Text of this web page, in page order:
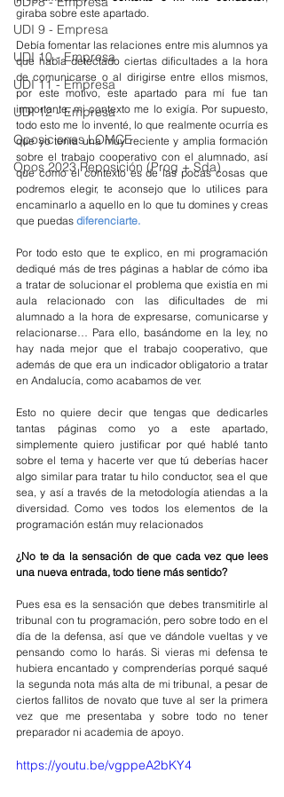
UDI 9 - Empresa
UDI 10 - Empresa
UDI 11 - Empresa
UDI 12 - Empresa
Oposiciones LOMCE
Opos 2023 Reposición (Prog + Sda)
giraba sobre este apartado.
Debía fomentar las relaciones entre mis alumnos ya
que había detectado ciertas dificultades a la hora
de comunicarse o al dirigirse entre ellos mismos,
por este motivo, este apartado para mí fue tan
importante, mi contexto me lo exigía. Por supuesto,
todo esto me lo inventé, lo que realmente ocurría es
que yo tenía una muy reciente y amplia formación
sobre el trabajo cooperativo con el alumnado, así
que como el contexto es de las pocas cosas que
podremos elegir, te aconsejo que lo utilices para
encaminarlo a aquello en lo que tu domines y creas
que puedas diferenciarte.
Por todo esto que te explico, en mi programación
dediqué más de tres páginas a hablar de cómo iba
a tratar de solucionar el problema que existía en mi
aula relacionado con las dificultades de mi
alumnado a la hora de expresarse, comunicarse y
relacionarse… Para ello, basándome en la ley, no
hay nada mejor que el trabajo cooperativo, que
además de que era un indicador obligatorio a tratar
en Andalucía, como acabamos de ver.
Esto no quiere decir que tengas que dedicarles
tantas páginas como yo a este apartado,
simplemente quiero justificar por qué hablé tanto
sobre el tema y hacerte ver que tú deberías hacer
algo similar para tratar tu hilo conductor, sea el que
sea, y así a través de la metodología atiendas a la
diversidad. Como ves todos los elementos de la
programación están muy relacionados
¿No te da la sensación de que cada vez que lees
una nueva entrada, todo tiene más sentido?
Pues esa es la sensación que debes transmitirle al
tribunal con tu programación, pero sobre todo en el
día de la defensa, así que ve dándole vueltas y ve
pensando como lo harás. Si vieras mi defensa te
hubiera encantado y comprenderías porqué saqué
la segunda nota más alta de mi tribunal, a pesar de
ciertos fallitos de novato que tuve al ser la primera
vez que me presentaba y sobre todo no tener
preparador ni academia de apoyo.
https://youtu.be/vgppeA2bKY4